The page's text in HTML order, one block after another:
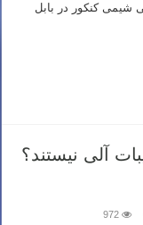
کنکور در بابل
آلی نیستند؟
972